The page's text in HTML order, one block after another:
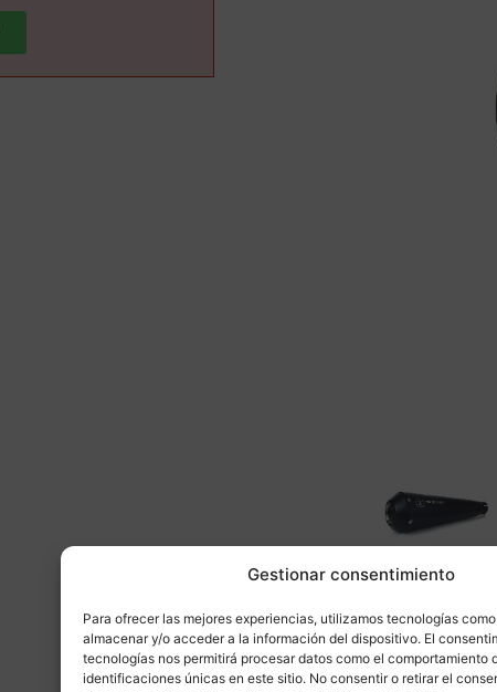
Gestionar consentimiento
Para ofrecer las mejores experiencias, utilizamos tecnologías
almacenar y/o acceder a la información del dispositivo. El
tecnologías nos permitirá procesar datos como el comportamiento
identificaciones únicas en este sitio. No consentir o retirar el